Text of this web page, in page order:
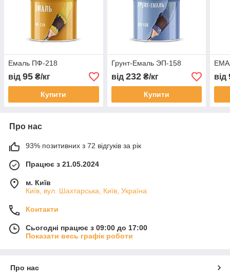
Емаль ПФ-218
від 95 ₴/кг
Купити
Грунт-Емаль ЭП-158
від 232₴/кг
Купити
від
Про нас
93% позитивних з 72 відгуків за рік
Працює з 21.05.2024
м. Київ
Київ, вул. Шахтарська, Київ, Україна
Контакти
Сьогодні працює з 09:00 до 17:00
Показати весь графік роботи
Про нас